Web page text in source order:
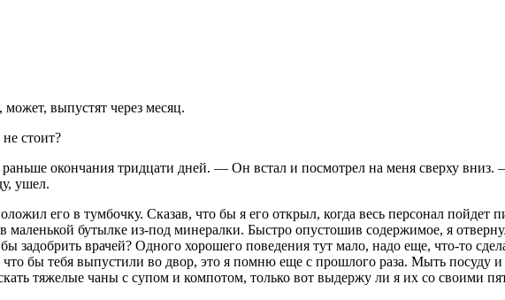
выпустят через месяц.
стоит?
окончания тридцати дней. — Он встал и посмотрел на меня сверху вниз.
ушел.
его в тумбочку. Сказав, что бы я его открыл, когда весь персонал пойдет
бутылке из-под минералки. Быстро опустошив содержимое, я
задобрить врачей? Одного хорошего поведения тут мало, надо еще, что-то
что бы тебя выпустили во двор, это я помню еще с прошлого раза. Мыть посуду
тяжелые чаны с супом и компотом, только вот выдержу ли я их со своими